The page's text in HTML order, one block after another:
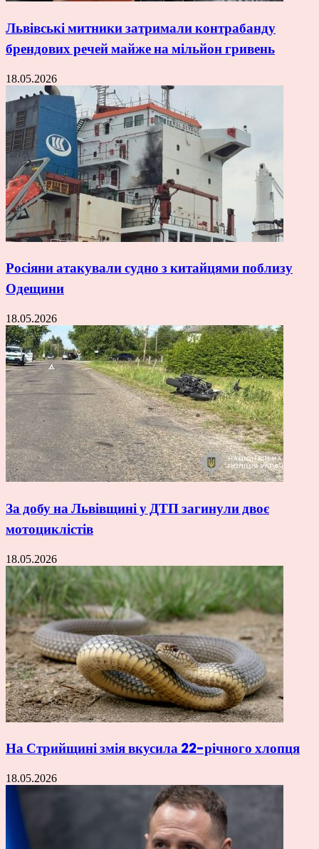
Львівські митники затримали контрабанду
брендових речей майже на мільйон гривень
18.05.2026
Росіяни атакували судно з китайцями поблизу
Одещини
18.05.2026
За добу на Львівщині у ДТП загинули двоє
мотоциклістів
18.05.2026
На Стрийщині змія вкусила 22-річного хлопця
18.05.2026